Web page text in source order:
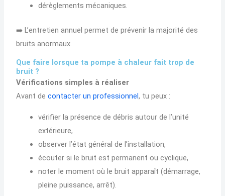
dérèglements mécaniques.
➡️ L’entretien annuel permet de prévenir la majorité des
bruits anormaux.
Que faire lorsque ta pompe à chaleur fait trop de
bruit ?
Vérifications simples à réaliser
Avant decontacter un professionnel, tu peux :
vérifier la présence de débris autour de l’unité
extérieure,
observer l’état général de l’installation,
écouter si le bruit est permanent ou cyclique,
noter le moment où le bruit apparaît (démarrage,
pleine puissance, arrêt).